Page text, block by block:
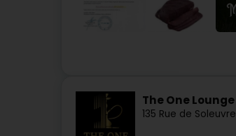
The One Lounge
135 Rue de Soleuvre